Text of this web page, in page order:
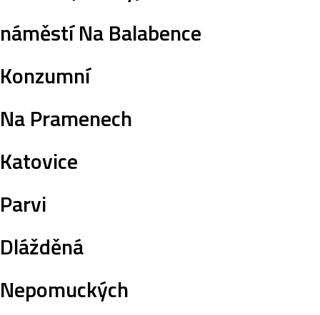
náměstí Na Balabence
Konzumní
Na Pramenech
Katovice
Parvi
Dlážděná
Nepomuckých